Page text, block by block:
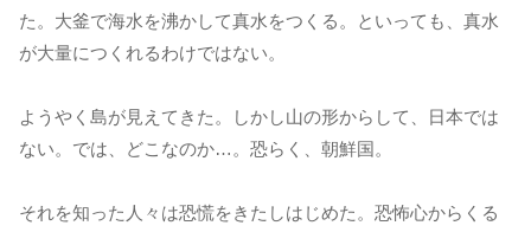
た。大釜で海水を沸かして真水をつくる。といっても、真水
が大量につくれるわけではない。
ようやく島が見えてきた。しかし山の形からして、日本では
ない。では、どこなのか…。恐らく、朝鮮国。
それを知った人々は恐慌をきたしはじめた。恐怖心からくる